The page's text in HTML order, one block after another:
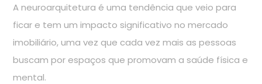
A neuroarquitetura é uma tendência que veio para
ficar e tem um impacto significativo no mercado
imobiliário, uma vez que cada vez mais as pessoas
buscam por espaços que promovam a saúde física e
mental.